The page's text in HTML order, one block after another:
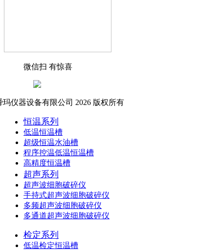
微信扫 有惊喜
玛仪器设备有限公司 2026 版权所有
恒温系列
低温恒温槽
超级恒温水油槽
程序控温低温恒温槽
高精度恒温槽
超声系列
超声波细胞破碎仪
手持式超声波细胞破碎仪
多频超声波细胞破碎仪
多通道超声波细胞破碎仪
检定系列
低温检定恒温槽